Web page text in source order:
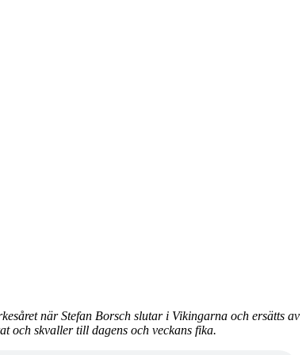
när Stefan Borsch slutar i Vikingarna och ersätts av
och skvaller till dagens och veckans fika.